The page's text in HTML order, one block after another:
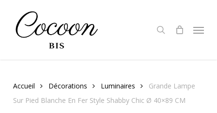
Menu
Accueil Décorations Luminaires
Grande Lampe
Sur Pied Blanche En Fer Style Shabby Chic Ø 40×89 CM